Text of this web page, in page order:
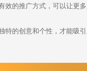
的推广方式，可以让更多
的创意和个性，才能吸引